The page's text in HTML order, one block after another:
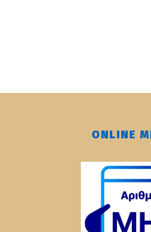
ONLINE